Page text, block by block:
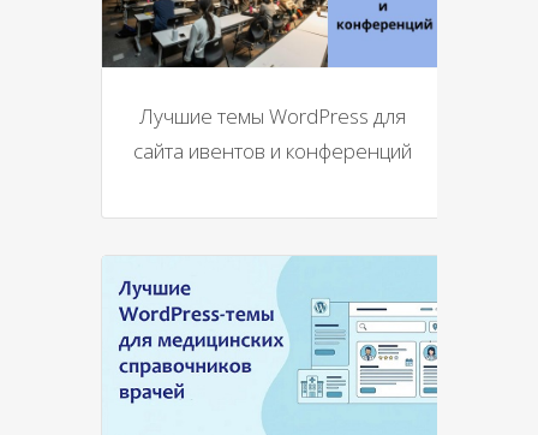
Лучшие темы WordPress для
сайта ивентов и конференций